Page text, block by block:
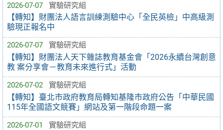
2026-07-07 實驗研究組
【轉知】財團法人語言訓練測驗中心「全民英檢」中高級測
驗現正報名中
2026-07-07 實驗研究組
【轉知】財團法人天下雜誌教育基金會「2026永續台灣創意
教 案分享會－教育未來進行式」活動
2026-07-02 實驗研究組
【轉知】臺北市政府教育局轉知基隆市政府公告「中華民國
115年全國語文競賽」網站及第一階段命題一案
2026-07-01 實驗研究組